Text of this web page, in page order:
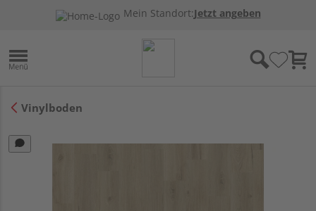
Mein Standort:Jetzt angeben
Vinylboden